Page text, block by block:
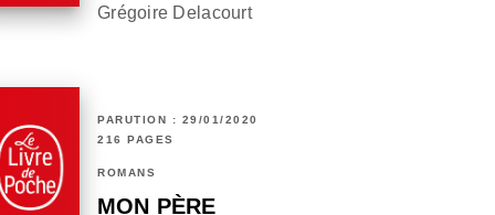
Grégoire Delacourt
PARUTION : 29/01/2020
216 PAGES
ROMANS
MON PÈRE